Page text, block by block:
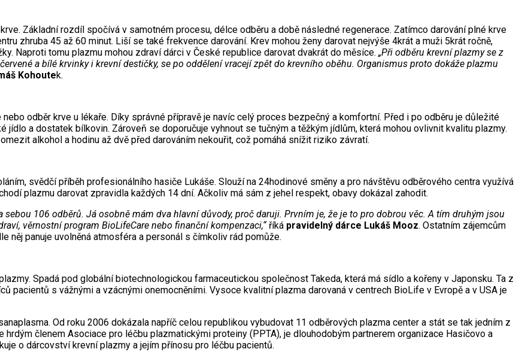
Základní rozdíl spočívá v samotném procesu, délce odběru a době následné regenerace. Zatímco darování plné krve
zhruba 45 až 60 minut. Liší se také frekvence darování. Krev mohou ženy darovat nejvýše 4krát a muži 5krát ročně,
Naproti tomu plazmu mohou zdraví dárci v České republice darovat dvakrát do měsíce. „Při odběru krevní plazmy se z
a bílé krvinky i krevní destičky, se po oddělení vracejí zpět do krevního oběhu. Organismus proto dokáže plazmu
Kohoutek.
odběr krve u lékaře. Díky správné přípravě je navíc celý proces bezpečný a komfortní. Před i po odběru je důležité
jídlo a dostatek bílkovin. Zároveň se doporučuje vyhnout se tučným a těžkým jídlům, která mohou ovlivnit kvalitu plazmy.
alkohol a hodinu až dvě před darováním nekouřit, což pomáhá snížit riziko závratí.
svědčí příběh profesionálního hasiče Lukáše. Slouží na 24hodinové směny a pro návštěvu odběrového centra využívá
plazmu darovat zpravidla každých 14 dní. Ačkoliv má sám z jehel respekt, obavy dokázal zahodit.
106 odběrů. Já osobně mám dva hlavní důvody, proč daruji. Prvním je, že je to pro dobrou věc. A tím druhým jsou
věrnostní program BioLifeCare nebo finanční kompenzaci,“ říká pravidelný dárce Lukáš Mooz. Ostatním zájemcům
něj panuje uvolněná atmosféra a personál s čímkoliv rád pomůže.
Spadá pod globální biotechnologickou farmaceutickou společnost Takeda, která má sídlo a kořeny v Japonsku. Ta z
pacientů s vážnými a vzácnými onemocněními. Vysoce kvalitní plazma darovaná v centrech BioLife v Evropě a v USA je
Od roku 2006 dokázala napříč celou republikou vybudovat 11 odběrových plazma center a stát se tak jedním z
členem Asociace pro léčbu plazmatickými proteiny (PPTA), je dlouhodobým partnerem organizace Hasičovo a
o dárcovství krevní plazmy a jejím přínosu pro léčbu pacientů.